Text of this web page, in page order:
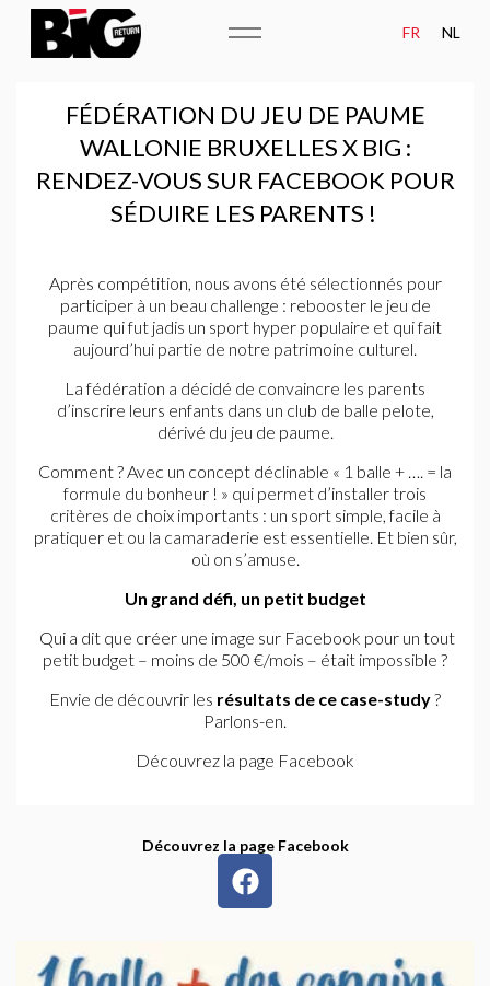
MÉTIERS
ÉQUIPE
LE GROUPE BIG
NEWS
MATURITÉ DATA
FR NL
FÉDÉRATION DU JEU DE PAUME
WALLONIE BRUXELLES X BIG :
RENDEZ-VOUS SUR FACEBOOK POUR
SÉDUIRE LES PARENTS !
Après compétition, nous avons été sélectionnés pour
participer à un beau challenge : rebooster le jeu de
paume qui fut jadis un sport hyper populaire et qui fait
aujourd’hui partie de notre patrimoine culturel.
La fédération a décidé de convaincre les parents
d’inscrire leurs enfants dans un club de balle pelote,
dérivé du jeu de paume.
Comment ? Avec un concept déclinable « 1 balle + …. = la
formule du bonheur ! » qui permet d’installer trois
critères de choix importants : un sport simple, facile à
pratiquer et ou la camaraderie est essentielle. Et bien sûr,
où on s’amuse.
Un grand défi, un petit budget
Qui a dit que créer une image sur Facebook pour un tout
petit budget – moins de 500 €/mois – était impossible ?
Envie de découvrir les résultats de ce case-study?
Parlons-en.
Découvrez la page Facebook
Découvrez la page Facebook